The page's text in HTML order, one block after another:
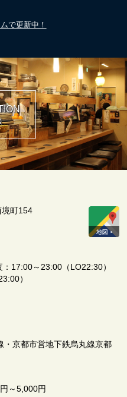
で更新中！
町154
17:00～23:00（LO22:30）
）
・京都市営地下鉄烏丸線京都
～5,000円